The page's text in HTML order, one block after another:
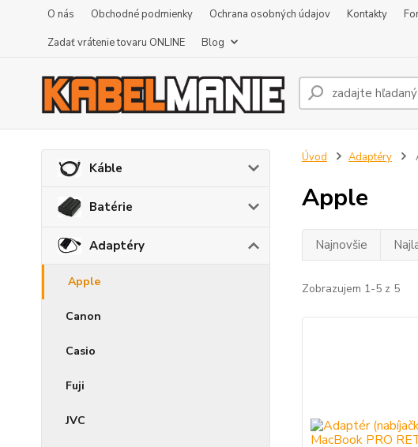
O nás Obchodné podmienky Ochrana osobných údajov Kontakty
Zadať vrátenie tovaru ONLINE
Blog
Káble
Batérie
Adaptéry
Apple
Canon
Casio
Fuji
JVC
Úvod Adaptéry
Apple
Najnovšie
Zobrazujem 1-5 z 5